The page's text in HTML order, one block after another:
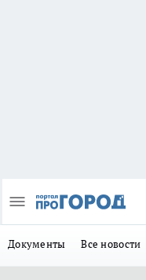
Документы Все новости